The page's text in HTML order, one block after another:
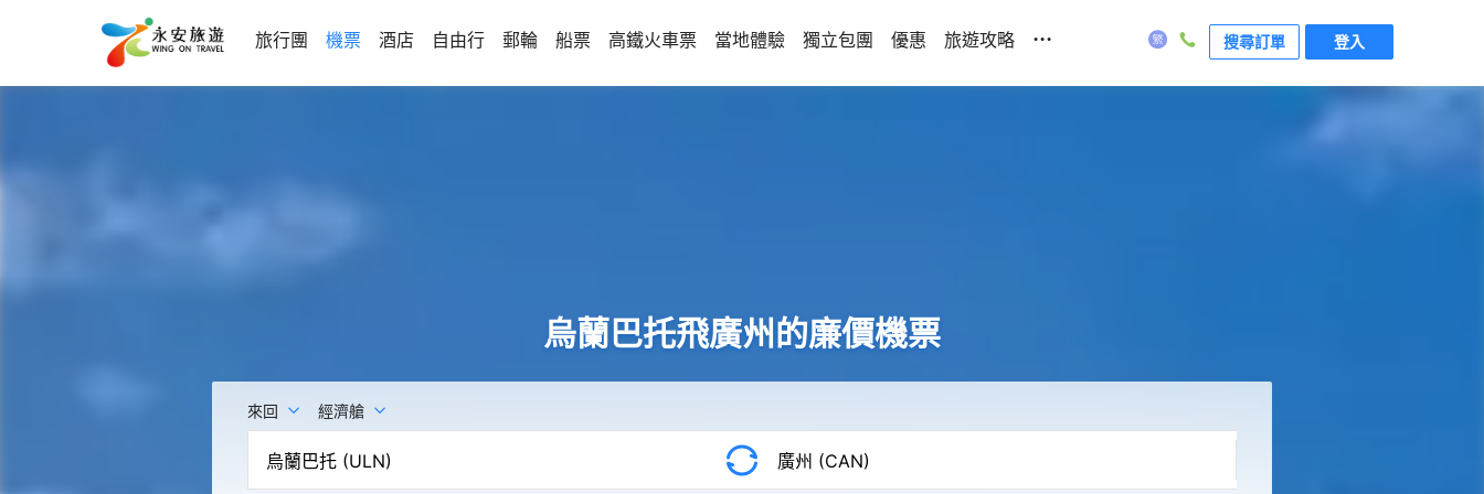
旅行團 機票 酒店 自由行 郵輪 船票 高鐵火車票 當地體驗 獨立包團 優惠 旅遊攻略 ... 搜尋訂單 登入
烏蘭巴托飛廣州的廉價機票
來回 經濟艙